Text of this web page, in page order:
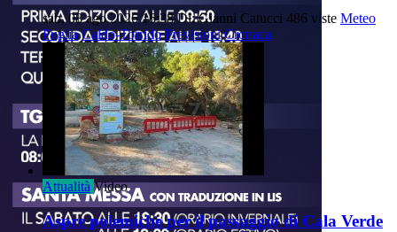
sab, 08 ago 2026 16:38 Di: Gianni Catucci 486 viste Meteo
Puglia Caldo-Torrido Previsioni Cronaca
Attualità Video
Aspre polemiche per il passaggio di Cala Verde